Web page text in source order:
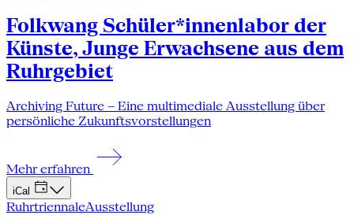
Folkwang Schüler*innenlabor der
Künste, Junge Erwachsene aus dem
Ruhrgebiet
Archiving Future – Eine multimediale Ausstellung über
persönliche Zukunftsvorstellungen
Mehr erfahren
iCal
RuhrtriennaleAusstellung